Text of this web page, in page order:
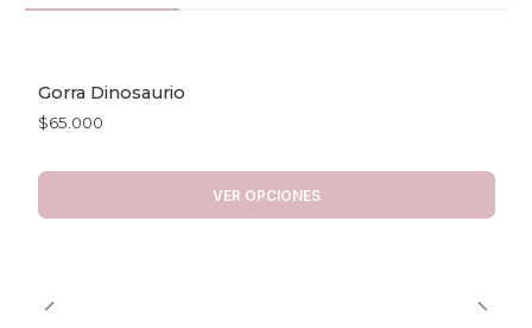
Gorra Dinosaurio
$65.000
VER OPCIONES